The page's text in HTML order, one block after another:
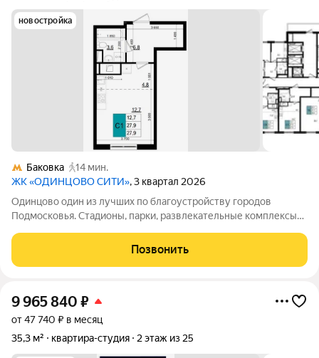
новостройка
Баковка
14 мин.
ЖК «ОДИНЦОВО СИТИ», 3 квартал 2026
Одинцово один из лучших по благоустройству городов
Подмосковья. Стадионы, парки, развлекательные комплексы
рестораны, салоны красоты и удобные магазины расположены
прямо в вашем дворе, на 1-х
Позвонить
9 965 840 ₽
от 47 740 ₽ в месяц
35,3 м²
квартира-студия 2 этаж из 25